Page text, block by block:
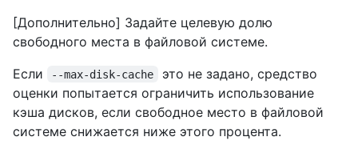
[Дополнительно] Задайте целевую долю
свободного места в файловой системе.
Если
--max-disk-cache
это не задано, средство
оценки попытается ограничить использование
кэша дисков, если свободное место в файловой
системе снижается ниже этого процента.